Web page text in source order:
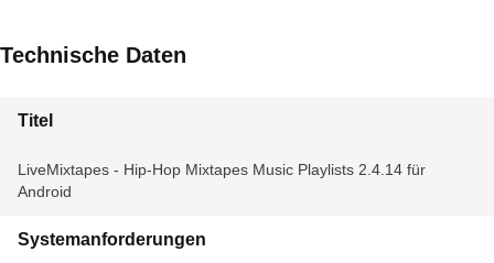
Technische Daten
Titel
LiveMixtapes - Hip-Hop Mixtapes Music Playlists 2.4.14 für
Android
Systemanforderungen